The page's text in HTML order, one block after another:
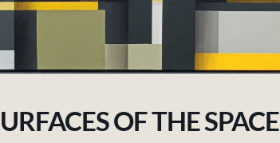
OF THE SPACE